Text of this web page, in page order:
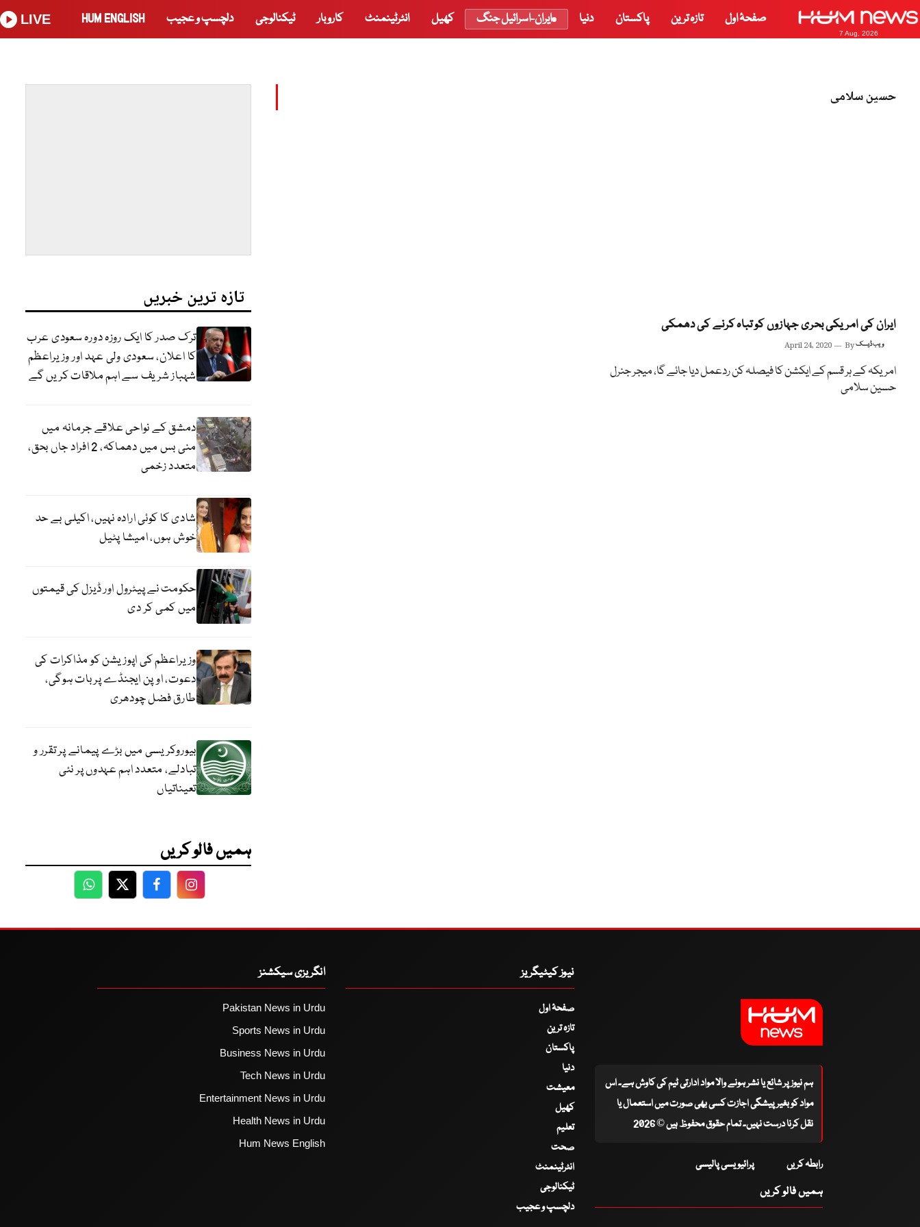
7 Aug, 2026
صفحۂ اول تازہ ترین پاکستان دنیا ایران-اسرائیل جنگ کھیل انٹرٹینمنٹ کاروبار ٹیکنالوجی دلچسپ و عجیب HUM ENGLISH
LIVE
حسین سلامی
ایران کی امریکی بحری جہازوں کو تباہ کرنے کی دھمکی
April 24, 2020 Byویب ڈیسک
امریکہ کے ہر قسم کے ایکشن کا فیصلہ کن ردعمل دیا جائے گا، میجر جنرل
حسین سلامی
تازہ ترین خبریں
ترک صدر کا ایک روزہ دورہ سعودی عرب
کا اعلان، سعودی ولی عہد اور وزیراعظم
شہباز شریف سے اہم ملاقات کریں گے
دمشق کے نواحی علاقے جرمانہ میں
منی بس میں دھماکہ، 2 افراد جاں بحق،
متعدد زخمی
شادی کا کوئی ارادہ نہیں، اکیلی بے حد
خوش ہوں، امیشا پٹیل
حکومت نے پیٹرول اور ڈیزل کی قیمتوں
میں کمی کر دی
وزیراعظم کی اپوزیشن کو مذاکرات کی
دعوت، اوپن ایجنڈے پر بات ہوگی،
طارق فضل چودھری
بیوروکریسی میں بڑے پیمانے پر تقرر و
تبادلے، متعدد اہم عہدوں پر نئی
تعیناتیاں
ہمیں فالو کریں
WhatsApp
TwitterFacebookFacebook
ہم نیوز پر شائع یا نشر ہونے والا مواد ادارتی ٹیم کی کاوش ہے۔ اس
مواد کو بغیر پیشگی اجازت کسی بھی صورت میں استعمال یا
نقل کرنا درست نہیں۔ تمام حقوق محفوظ ہیں © 2026
رابطہ کریں پرائیویسی پالیسی
ہمیں فالو کریں
نیوز کیٹیگریز
صفحۂ اول
تازہ ترین
پاکستان
دنیا
معیشت
کھیل
تعلیم
صحت
انٹرٹینمنٹ
ٹیکنالوجی
دلچسپ و عجیب
انگریزی سیکشنز
Pakistan News in Urdu
Sports News in Urdu
Business News in Urdu
Tech News in Urdu
Entertainment News in Urdu
Health News in Urdu
Hum News English